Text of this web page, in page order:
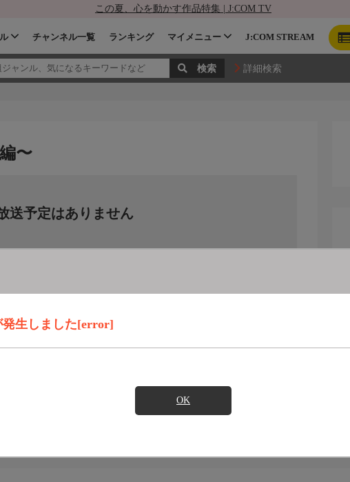
この夏、心を動かす作品特集 | J:COM TV
チャンネル一覧 ランキング マイメニュー J:COM STREAM
詳細検索
生しました[error]
OK
〜
送予定はありません